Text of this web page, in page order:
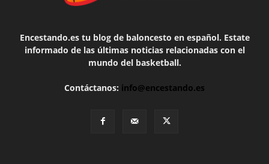
Encestando.es tu blog de baloncesto en español. Estate
informado de las últimas noticias relacionadas con el
mundo del basketball.
Contáctanos: info@encestando.es